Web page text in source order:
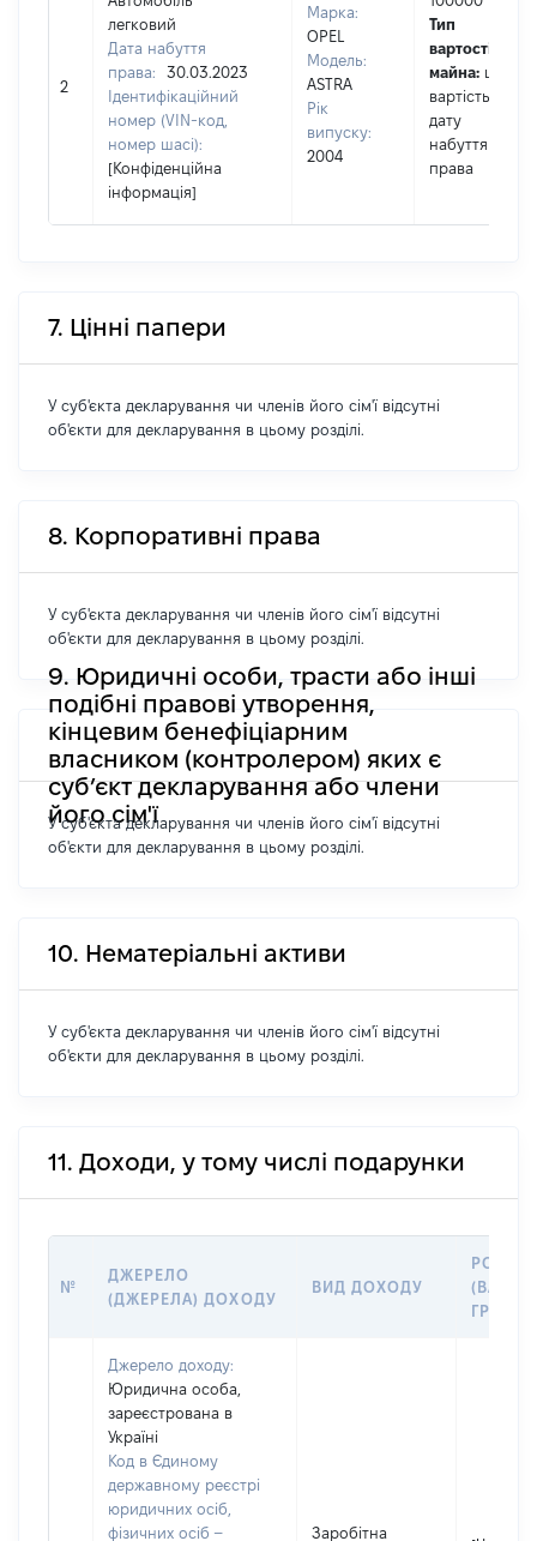
2
легковий
Дата набуття
права:
30.03.2023
Ідентифікаційний
номер (VIN-код,
номер шасі):
[Конфіденційна
інформація]
Марка:
OPEL
Модель:
ASTRA
Рік
випуску:
2004
Тип
вартості
майна: це
вартість на
дату
набуття
права
7. Цінні папери
У суб'єкта декларування чи членів його сім'ї відсутні
об'єкти для декларування в цьому розділі.
8. Корпоративні права
У суб'єкта декларування чи членів його сім'ї відсутні
об'єкти для декларування в цьому розділі.
9. Юридичні особи, трасти або інші
подібні правові утворення,
кінцевим бенефіціарним
власником (контролером) яких є
суб’єкт декларування або члени
його сім'ї
У суб'єкта декларування чи членів його сім'ї відсутні
об'єкти для декларування в цьому розділі.
10. Нематеріальні активи
У суб'єкта декларування чи членів його сім'ї відсутні
об'єкти для декларування в цьому розділі.
11. Доходи, у тому числі подарунки
№
ДЖЕРЕЛО
(ДЖЕРЕЛА) ДОХОДУ
ВИД ДОХОДУ
РОЗМІР
ГРН
Джерело доходу:
Юридична особа,
зареєстрована в
Україні
Код в Єдиному
державному реєстрі
юридичних осіб,
фізичних осіб –
Заробітна